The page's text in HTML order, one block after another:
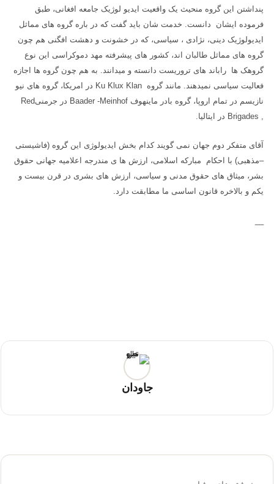
پنداشتن این گروه منحیث یک واقعیت ایدیو لوژیک جامعه افغانی، طبق
فرموده ایشان دانست. خدمت شان باید گفت که در باره گروه های مماثل
ایدیولوژیک دینی، نژادی ، سیاسی، که در خشونت و دهشت افگنی هم چون
گروه های مماثل طالبان اند، کشور های پیشرفته مهد دموکراسی این نوع
گروهک ها راباند های تروریست دانسته و میدانند. به هم چون گروه ها اجازه
فعالیت سیاسی نمیدهند. مانند گروه Ku Klux Klan در امریکا، گروه های نیو
نازیسم در تمام اروپا، گروه بادر ماینهوف Baader -Meinhof در جرمنیRed
Brigades , در ایتالیا.
آقای متفکر دوم جهان نمی گویند کدام بخش ایدیولوژی این گروه (فاشیستی
–مذهبی) با احکام مبارکه اسلامی، ارزش ها ی مندرجه اعلامیه جهانی حقوق
بشر، میثاق های حقوق مدنی و سیاسی، ارزش های بشری در قرن بیست و
یکم و بالاخره قانون اساسی ما مطابقت دارد.
جاودان